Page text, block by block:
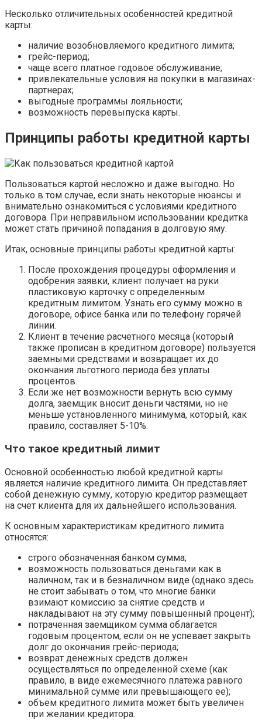
Несколько отличительных особенностей кредитной
карты:
наличие возобновляемого кредитного лимита;
грейс-период;
чаще всего платное годовое обслуживание;
привлекательные условия на покупки в магазинах-
партнерах;
выгодные программы лояльности;
возможность перевыпуска карты.
Принципы работы кредитной карты
Пользоваться картой несложно и даже выгодно. Но
только в том случае, если знать некоторые нюансы и
внимательно ознакомиться с условиями кредитного
договора. При неправильном использовании кредитка
может стать причиной попадания в долговую яму.
Итак, основные принципы работы кредитной карты:
После прохождения процедуры оформления и
одобрения заявки, клиент получает на руки
пластиковую карточку с определенным
кредитным лимитом. Узнать его сумму можно в
договоре, офисе банка или по телефону горячей
линии.
Клиент в течение расчетного месяца (который
также прописан в кредитном договоре) пользуется
заемными средствами и возвращает их до
окончания льготного периода без уплаты
процентов.
Если же нет возможности вернуть всю сумму
долга, заемщик вносит деньги частями, но не
меньше установленного минимума, который, как
правило, составляет 5-10%.
Что такое кредитный лимит
Основной особенностью любой кредитной карты
является наличие кредитного лимита. Он представляет
собой денежную сумму, которую кредитор размещает
на счет клиента для их дальнейшего использования.
К основным характеристикам кредитного лимита
относятся:
строго обозначенная банком сумма;
возможность пользоваться деньгами как в
наличном, так и в безналичном виде (однако здесь
не стоит забывать о том, что многие банки
взимают комиссию за снятие средств и
накладывают на эту сумму повышенный процент);
потраченная заемщиком сумма облагается
годовым процентом, если он не успевает закрыть
долг до окончания грейс-периода;
возврат денежных средств должен
осуществляться по определенной схеме (как
правило, в виде ежемесячного платежа равного
минимальной сумме или превышающего ее);
объем кредитного лимита может быть увеличен
при желании кредитора.